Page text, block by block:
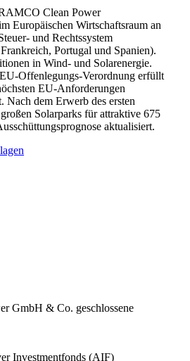
Clean Power
Europäischen Wirtschaftsraum an
und Rechtssystem
Portugal und Spanien).
in Wind- und Solarenergie.
Offenlegungs-Verordnung erfüllt
EU-Anforderungen
Nach dem Erwerb des ersten
Solarparks für attraktive 675
aktualisiert.
GmbH & Co. geschlossene
Investmentfonds (AIF)